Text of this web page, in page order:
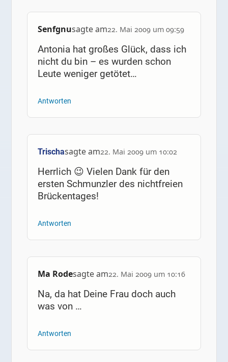
Senfgnusagte am22. Mai 2009 um 09:59
Antonia hat großes Glück, dass ich
nicht du bin – es wurden schon
Leute weniger getötet…
Antworten
Trischasagte am22. Mai 2009 um 10:02
Herrlich 😉 Vielen Dank für den
ersten Schmunzler des nichtfreien
Brückentages!
Antworten
Ma Rodesagte am22. Mai 2009 um 10:16
Na, da hat Deine Frau doch auch
was von …
Antworten